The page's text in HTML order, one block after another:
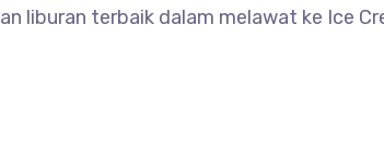
liburan terbaik dalam melawat ke Ice